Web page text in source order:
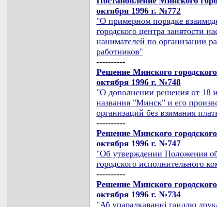
октября 1996 г. №772
"О примерном порядке
городского центра занятости
нанимателей по организации
работников"
----------
Решение Минского
октября 1996 г. №748
"О дополнении решения от 18
названия "Минск" и его
организаций без взимания
----------
Решение Минского
октября 1996 г. №747
"Об утверждении Положения
городского исполнительного
----------
Решение Минского
октября 1996 г. №734
"Аб упарадкаваннi гандлю